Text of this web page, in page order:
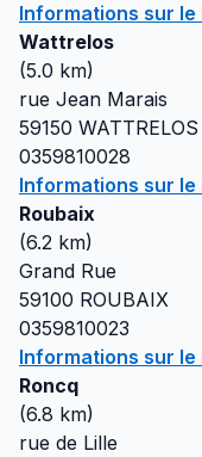
Informations sur le
Wattrelos
(5.0 km)
rue Jean Marais
59150 WATTRELOS
0359810028
Informations sur le
Roubaix
(6.2 km)
Grand Rue
59100 ROUBAIX
0359810023
Informations sur le
Roncq
(6.8 km)
rue de Lille